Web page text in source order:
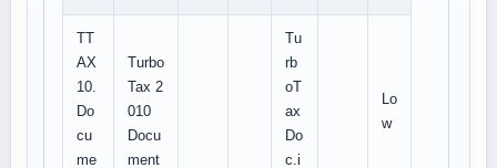
TT
AX
10.
Do
cu
me
Turbo
Tax 2
010
Docu
ment
Tu
rb
oT
ax
Do
c.i
Lo
w